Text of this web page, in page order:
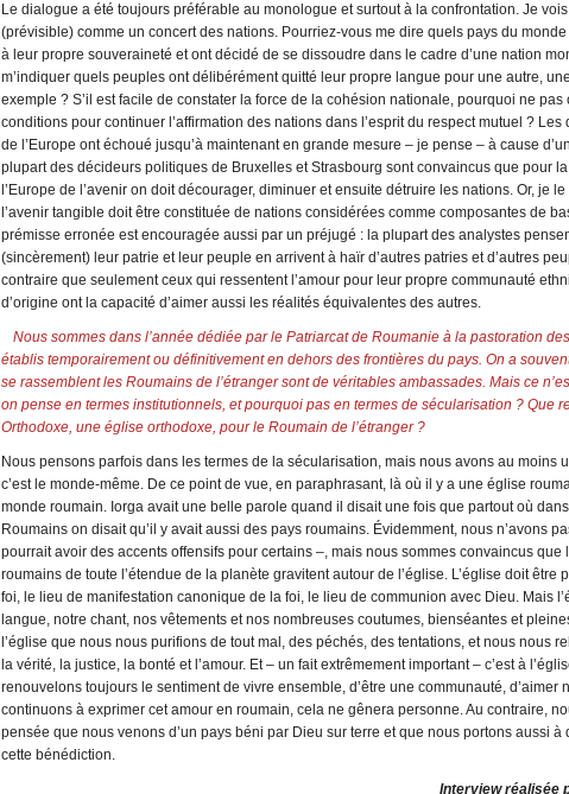
Le dialogue a été toujours préférable au monologue et surtout à la confrontation. Je vois
(prévisible) comme un concert des nations. Pourriez-vous me dire quels pays du
à leur propre souveraineté et ont décidé de se dissoudre dans le cadre d’une nation
m’indiquer quels peuples ont délibérément quitté leur propre langue pour une autre,
exemple ? S’il est facile de constater la force de la cohésion nationale, pourquoi ne pas
conditions pour continuer l’affirmation des nations dans l’esprit du respect mutuel ? Les
de l’Europe ont échoué jusqu’à maintenant en grande mesure – je pense – à cause
plupart des décideurs politiques de Bruxelles et Strasbourg sont convaincus que pour
l’Europe de l’avenir on doit décourager, diminuer et ensuite détruire les nations. Or, je le
l’avenir tangible doit être constituée de nations considérées comme composantes de
prémisse erronée est encouragée aussi par un préjugé : la plupart des analystes
(sincèrement) leur patrie et leur peuple en arrivent à haïr d’autres patries et d’autres
contraire que seulement ceux qui ressentent l’amour pour leur propre communauté
d’origine ont la capacité d’aimer aussi les réalités équivalentes des autres.
Nous sommes dans l’année dédiée par le Patriarcat de Roumanie à la pastoration
établis temporairement ou définitivement en dehors des frontières du pays. On a
se rassemblent les Roumains de l’étranger sont de véritables ambassades. Mais ce
on pense en termes institutionnels, et pourquoi pas en termes de sécularisation ? Que
Orthodoxe, une église orthodoxe, pour le Roumain de l’étranger ?
Nous pensons parfois dans les termes de la sécularisation, mais nous avons au moins
c’est le monde-même. De ce point de vue, en paraphrasant, là où il y a une église
monde roumain. Iorga avait une belle parole quand il disait une fois que partout où
Roumains on disait qu’il y avait aussi des pays roumains. Évidemment, nous n’avons
pourrait avoir des accents offensifs pour certains –, mais nous sommes convaincus que
roumains de toute l’étendue de la planète gravitent autour de l’église. L’église doit être
foi, le lieu de manifestation canonique de la foi, le lieu de communion avec Dieu. Mais
langue, notre chant, nos vêtements et nos nombreuses coutumes, bienséantes et
l’église que nous nous purifions de tout mal, des péchés, des tentations, et nous nous
la vérité, la justice, la bonté et l’amour. Et – un fait extrêmement important – c’est à
renouvelons toujours le sentiment de vivre ensemble, d’être une communauté, d’aimer
continuons à exprimer cet amour en roumain, cela ne gênera personne. Au contraire,
pensée que nous venons d’un pays béni par Dieu sur terre et que nous portons aussi à
cette bénédiction.
Interview réalisée